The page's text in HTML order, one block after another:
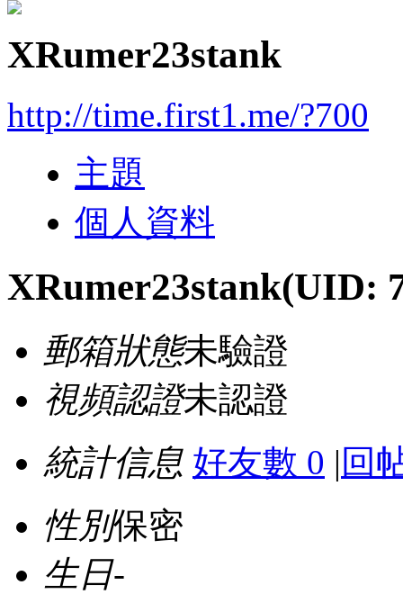
XRumer23stank
http://time.first1.me/?700
主題
個人資料
XRumer23stank(UID:
郵箱狀態未驗證
視頻認證未認證
統計信息 好友數 0 | 回
性別保密
生日-